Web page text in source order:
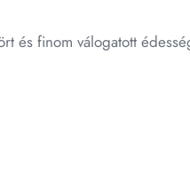
és finom válogatott